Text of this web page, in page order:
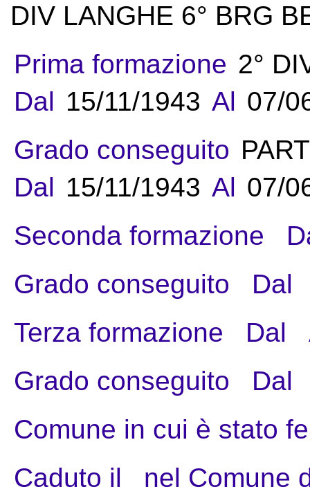
DIV LANGHE 6° BRG
Prima formazione 2°
Dal 15/11/1943 Al 07/
Grado conseguito
Dal 15/11/1943 Al 07/
Seconda formazione
Grado conseguito
Dal
Terza formazione
Dal
Grado conseguito
Dal
Comune in cui è stato
Caduto il
nel Comune